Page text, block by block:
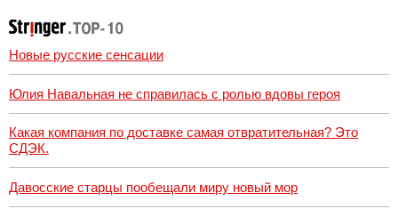
Новые русские сенсации
Юлия Навальная не справилась с ролью вдовы героя
Какая компания по доставке самая отвратительная? Это
СДЭК.
Давосские старцы пообещали миру новый мор